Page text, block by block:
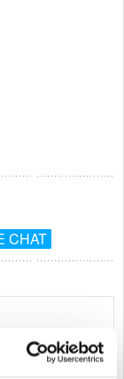
CHAT
slimmade fodral
mjukt PU-läder med
stötar och repor,